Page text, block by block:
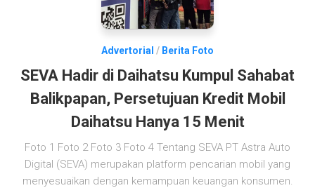
Advertorial / Berita Foto
SEVA Hadir di Daihatsu Kumpul Sahabat
Balikpapan, Persetujuan Kredit Mobil
Daihatsu Hanya 15 Menit
Foto 1 Foto 2 Foto 3 Foto 4 Tentang SEVA PT Astra Auto
Digital (SEVA) merupakan platform pencarian mobil yang
menyesuaikan dengan kemampuan keuangan konsumen.